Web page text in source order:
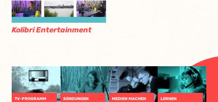
Kolibri Entertainment
TV-PROGRAMM SENDUNGEN MEDIEN MACHEN LERNEN